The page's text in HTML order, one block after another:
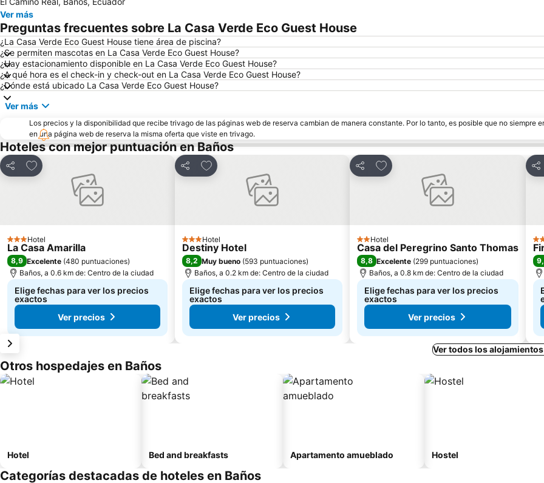
Ver más
Preguntas frecuentes sobre La Casa Verde Eco Guest House
¿La Casa Verde Eco Guest House tiene área de piscina?
¿Se permiten mascotas en La Casa Verde Eco Guest House?
¿Hay estacionamiento disponible en La Casa Verde Eco Guest House?
¿A qué hora es el check-in y check-out en La Casa Verde Eco Guest House?
¿Dónde está ubicado La Casa Verde Eco Guest House?
Ver más
Los precios y la disponibilidad que recibe trivago de las páginas web de reserva cambian de manera constante. Por lo tanto, es posible que no siempre
en una página web de reserva la misma oferta que viste en trivago.
Hoteles con mejor puntuación en Baños
Compartir
Agregar a favoritos
3 Estrellas
Hotel
La Casa Amarilla
8,9 Excelente (480 puntuaciones)
Baños, a 0.6 km de: Centro de la ciudad
Elige fechas para ver los precios
exactos
Ver precios
Compartir
Agregar a favoritos
3 Estrellas
Hotel
Destiny Hotel
8,2 Muy bueno (593 puntuaciones)
Baños, a 0.2 km de: Centro de la ciudad
Elige fechas para ver los precios
exactos
Ver precios
Compartir
Agregar a favoritos
2 Estrellas
Hotel
Casa del Peregrino Santo Thomas
8,8 Excelente (299 puntuaciones)
Baños, a 0.8 km de: Centro de la ciudad
Elige fechas para ver los precios
exactos
Ver precios
5
Ver todos los
Otros hospedajes en Baños
Hotel Bed and breakfasts Apartamento amueblado Hostel
Categorías destacadas de hoteles en Baños